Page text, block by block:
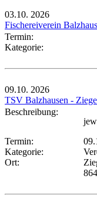
03.10. 2026
Fischereiverein
Termin:
Kategorie:
09.10. 2026
TSV Balzhausen -
Beschreibung:
Termin:
Kategorie:
Ort: